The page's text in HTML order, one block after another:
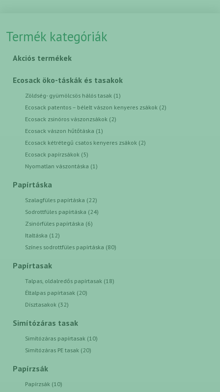
Termék kategóriák
Akciós termékek
Ecosack öko-táskák és tasakok
Zöldség- gyümölcsös hálós tasak (1)
Ecosack patentos – bélelt vászon kenyeres zsákok (2)
Ecosack zsinóros vászonzsákok (2)
Ecosack vászon hűtőtáska (1)
Ecosack kétrétegű csatos kenyeres zsákok (2)
Ecosack papírzsákok (5)
Nyomatlan vászontáska (1)
Papírtáska
Szalagfüles papírtáska (22)
Sodrottfüles papírtáska (24)
Zsinórfüles papírtáska (6)
Italtáska (12)
Színes sodrottfüles papírtáska (80)
Papírtasak
Talpas, oldalredős papírtasak (18)
Éltalpas papírtasak (20)
Dísztasakok (32)
Simítózáras tasak
Simítózáras papírtasak (10)
Simítózáras PE tasak (20)
Papírzsák
Papírzsák (10)